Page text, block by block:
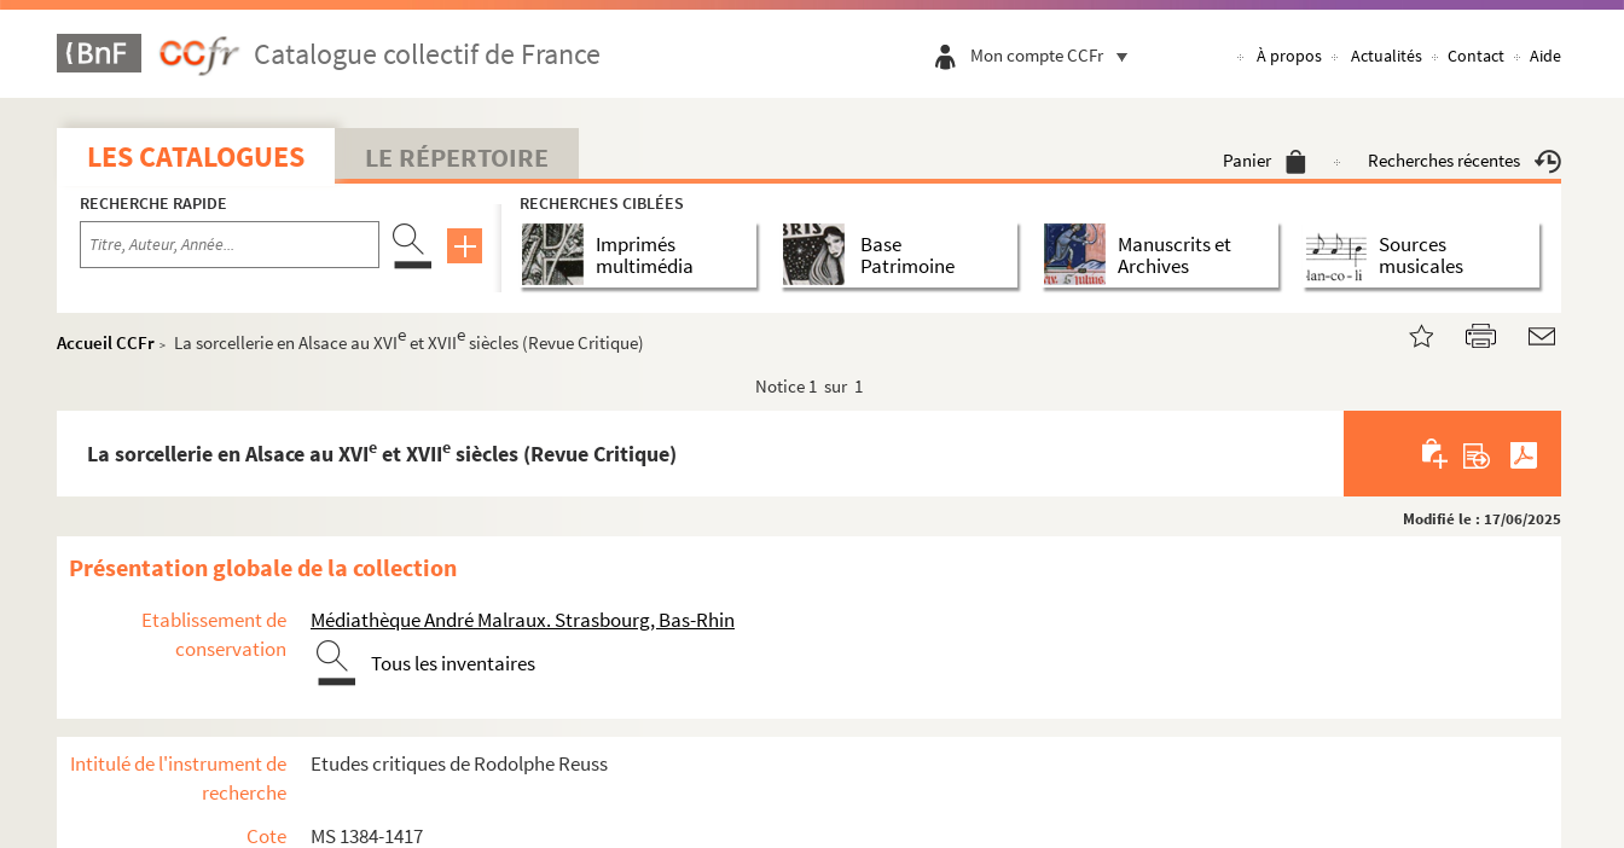
Catalogue collectif de France Mon compte CCFr À propos Actualités Contact Aide
LES CATALOGUES LE RÉPERTOIRE Panier Recherches récentes
RECHERCHE RAPIDE RECHERCHES CIBLÉES
Imprimés
multimédia
Base
Patrimoine
Manuscrits et
Archives
Sources
musicales
Accueil CCFr > La sorcellerie en Alsace au XVIeet XVIIesiècles (Revue Critique)
Notice 1 sur 1
La sorcellerie en Alsace au XVIe et XVIIe siècles (Revue Critique)
Modifié le : 17/06/2025
Présentation globale de la collection
Etablissement de
conservation
Médiathèque André Malraux. Strasbourg, Bas-Rhin
Tous les inventaires
Intitulé de l'instrument de
recherche
Etudes critiques de Rodolphe Reuss
Cote
MS 1384-1417